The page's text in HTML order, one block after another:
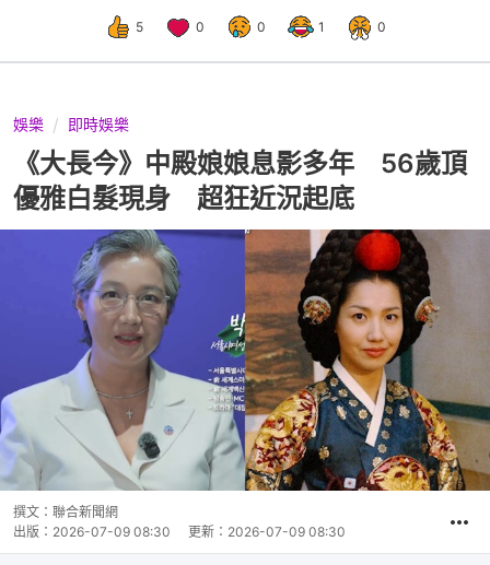
5 0 0 1 0
娛樂 即時娛樂
《大長今》中殿娘娘息影多年 56歲頂
優雅白髮現身 超狂近況起底
撰文： 聯合新聞網
出版： 2026-07-09 08:30 更新： 2026-07-09 08:30